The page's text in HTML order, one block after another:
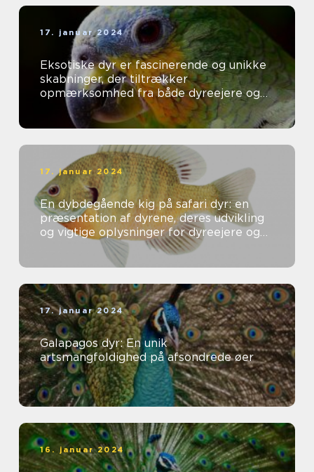
17. januar 2024
Eksotiske dyr er fascinerende og unikke
skabninger, der tiltrækker
opmærksomhed fra både dyreejere og
dyreelskere over hele verden
17. januar 2024
En dybdegående kig på safari dyr: en
præsentation af dyrene, deres udvikling
og vigtige oplysninger for dyreejere og
dyreelskere
17. januar 2024
Galapagos dyr: En unik
artsmangfoldighed på afsondrede øer
16. januar 2024